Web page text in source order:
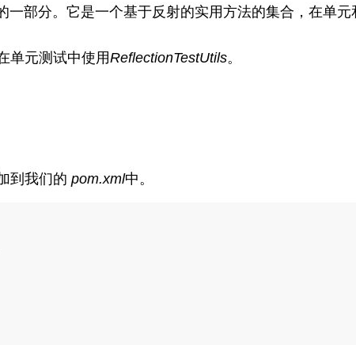
一部分。它是一个基于反射的实用方法的集合，在单
单元测试中使用ReflectionTestUtils。
到我们的 pom.xml中。